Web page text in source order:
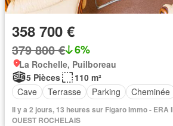
358 700 €
379 800 € 6%
La Rochelle, Puilboreau
5 Pièces
110 m²
Cave
Terrasse Parking Cheminée
Il y a 2 jours, 13 heures sur Figaro Immo - ERA
OUEST ROCHELAIS